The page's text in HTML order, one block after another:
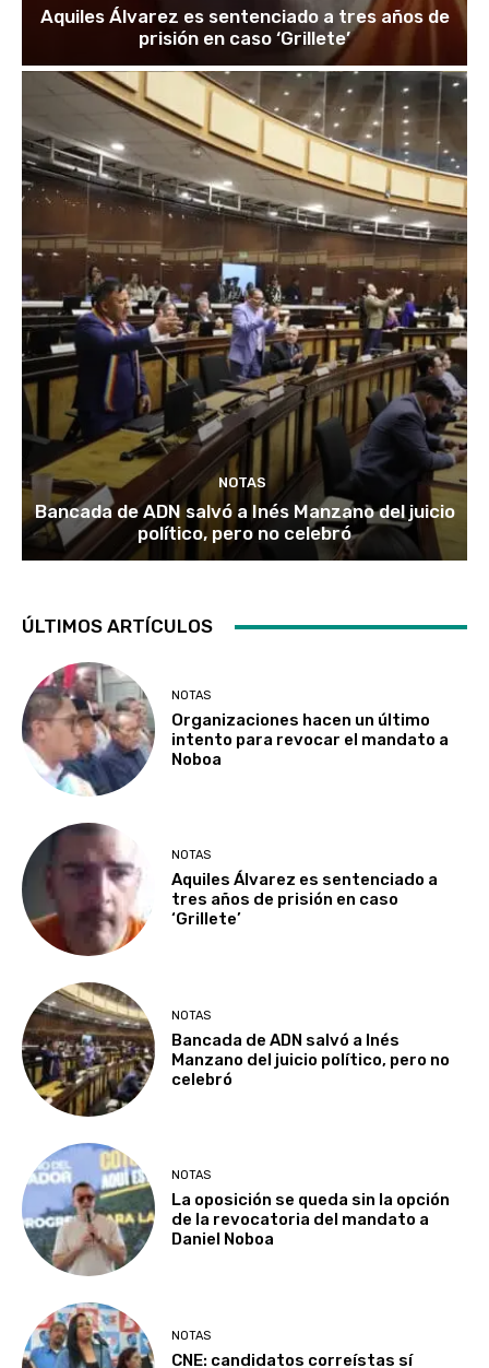
Aquiles Álvarez es sentenciado a tres años de
prisión en caso ‘Grillete’
NOTAS
Bancada de ADN salvó a Inés Manzano del juicio
político, pero no celebró
ÚLTIMOS ARTÍCULOS
NOTAS
Organizaciones hacen un último
intento para revocar el mandato a
Noboa
NOTAS
Aquiles Álvarez es sentenciado a
tres años de prisión en caso
‘Grillete’
NOTAS
Bancada de ADN salvó a Inés
Manzano del juicio político, pero no
celebró
NOTAS
La oposición se queda sin la opción
de la revocatoria del mandato a
Daniel Noboa
NOTAS
CNE: candidatos correístas sí